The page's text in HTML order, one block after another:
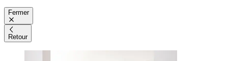
Fermer
Retour